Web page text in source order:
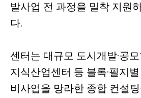
발사업 전 과정을 밀착 지원
다.
센터는 대규모 도시개발·공모
지식산업센터 등 블록·필지
비사업을 망라한 종합 컨설